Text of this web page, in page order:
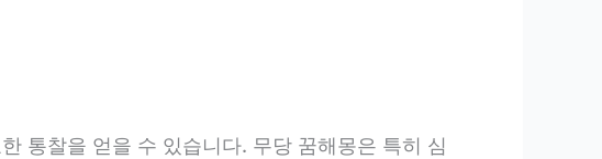
통찰을 얻을 수 있습니다. 무당 꿈해몽은 특히 심